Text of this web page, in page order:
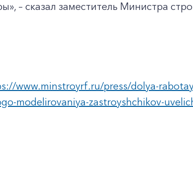
– сказал заместитель Министра
www.minstroyrf.ru/press/dolya-
modelirovaniya-zastroyshchikov-